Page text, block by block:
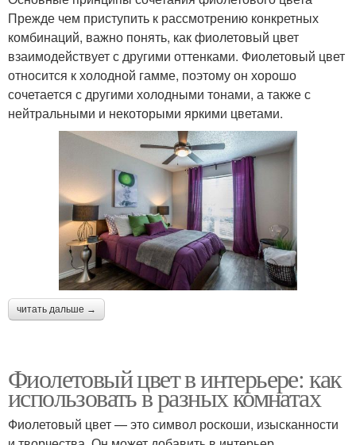
Прежде чем приступить к рассмотрению конкретных
комбинаций, важно понять, как фиолетовый цвет
взаимодействует с другими оттенками. Фиолетовый цвет
относится к холодной гамме, поэтому он хорошо
сочетается с другими холодными тонами, а также с
нейтральными и некоторыми яркими цветами.
читать дальше →
Фиолетовый цвет в интерьере: как
использовать в разных комнатах
Фиолетовый цвет — это символ роскоши, изысканности